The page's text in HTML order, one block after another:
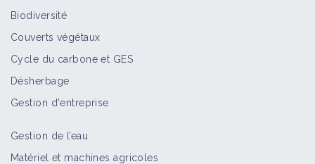
Biodiversité
Couverts végétaux
Cycle du carbone et GES
Désherbage
Gestion d'entreprise
Gestion de l’eau
Matériel et machines agricoles